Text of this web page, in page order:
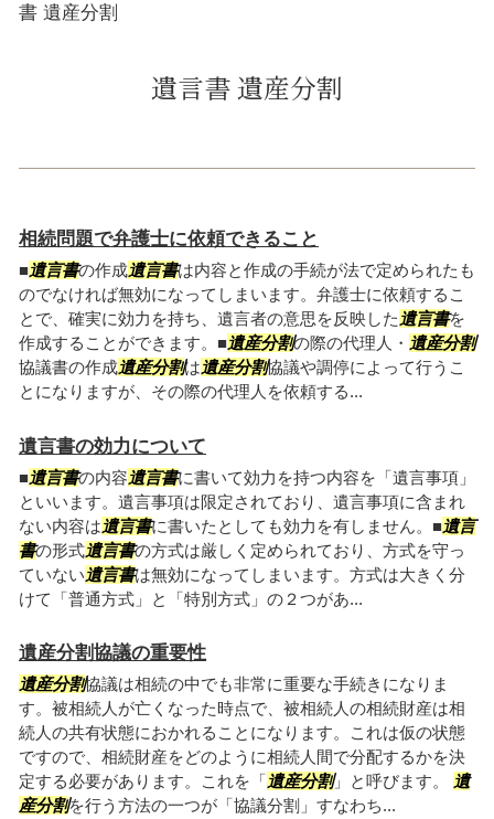
書 遺産分割
遺言書 遺産分割
相続問題で弁護士に依頼できること
■遺言書の作成遺言書は内容と作成の手続が法で定められたも
のでなければ無効になってしまいます。弁護士に依頼するこ
とで、確実に効力を持ち、遺言者の意思を反映した 遺言書を
作成することができます。■遺産分割の際の代理人・ 遺産分割
協議書の作成遺産分割は遺産分割協議や調停によって行うこ
とになりますが、その際の代理人を依頼する...
遺言書の効力について
■遺言書の内容遺言書に書いて効力を持つ内容を「遺言事項」
といいます。遺言事項は限定されており、遺言事項に含まれ
ない内容は遺言書に書いたとしても効力を有しません。■遺言
書の形式遺言書の方式は厳しく定められており、方式を守っ
ていない遺言書は無効になってしまいます。方式は大きく分
けて「普通方式」と「特別方式」の２つがあ...
遺産分割協議の重要性
遺産分割協議は相続の中でも非常に重要な手続きになりま
す。被相続人が亡くなった時点で、被相続人の相続財産は相
続人の共有状態におかれることになります。これは仮の状態
ですので、相続財産をどのように相続人間で分配するかを決
定する必要があります。これを「遺産分割」と呼びます。
遺
産分割を行う方法の一つが「協議分割」すなわち...